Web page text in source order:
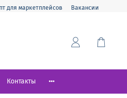
для маркетплейсов Вакансии
Контакты